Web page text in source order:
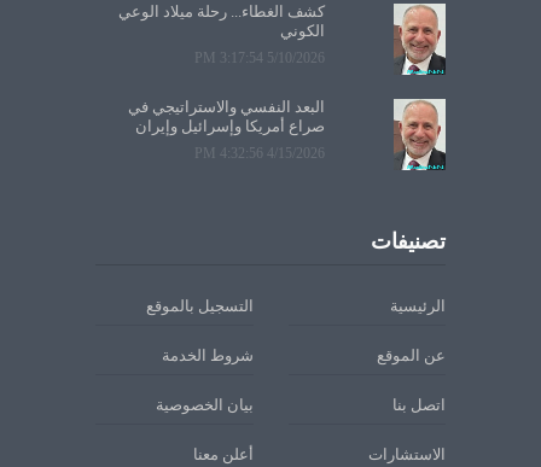
كشف الغطاء... رحلة ميلاد الوعي
الكوني
5/10/2026 3:17:54 PM
البعد النفسي والاستراتيجي في
صراع أمريكا وإسرائيل وإيران
4/15/2026 4:32:56 PM
تصنيفات
الرئيسية التسجيل بالموقع
عن الموقع شروط الخدمة
اتصل بنا بيان الخصوصية
الاستشارات أعلن معنا